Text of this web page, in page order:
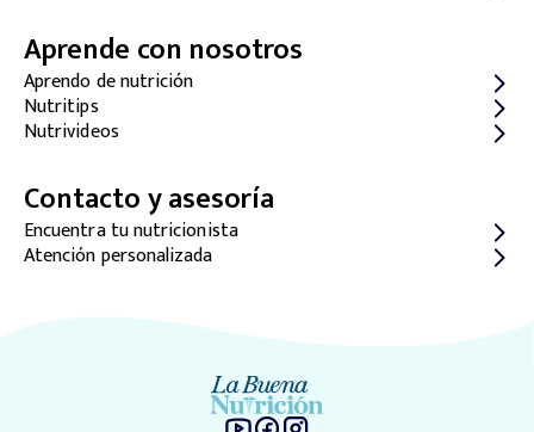
Aprende con nosotros
Aprendo de nutrición
Nutritips
Nutrivideos
Contacto y asesoría
Encuentra tu nutricionista
Atención personalizada